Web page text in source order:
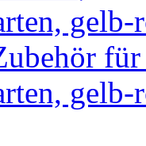
gelb-